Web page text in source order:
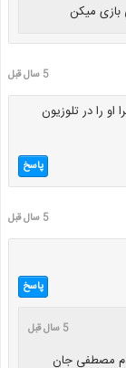
میکن
5 سال قبل
را در تلوزیون
پاسخ
5 سال قبل
پاسخ
5 سال قبل
مصطفی جان